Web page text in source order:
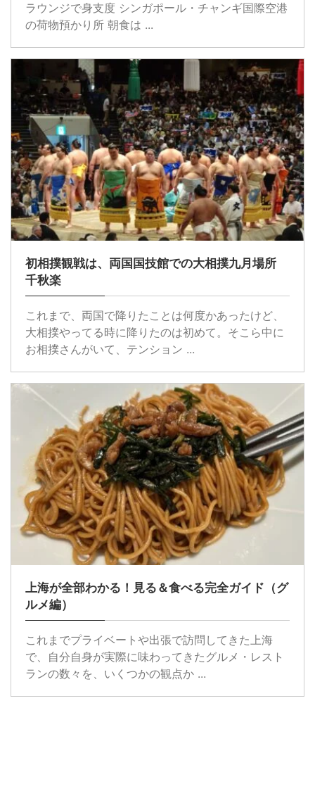
ラウンジで身支度 シンガポール・チャンギ国際空港
の荷物預かり所 朝食は ...
初相撲観戦は、両国国技館での大相撲九月場所
千秋楽
これまで、両国で降りたことは何度かあったけど、
大相撲やってる時に降りたのは初めて。そこら中に
お相撲さんがいて、テンション ...
上海が全部わかる！見る＆食べる完全ガイド（グ
ルメ編）
これまでプライベートや出張で訪問してきた上海
で、自分自身が実際に味わってきたグルメ・レスト
ランの数々を、いくつかの観点か ...